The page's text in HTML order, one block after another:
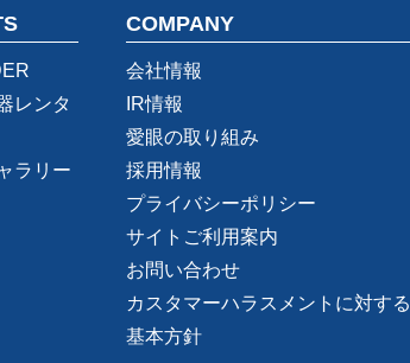
レンタ
ラリー
COMPANY
会社情報
IR情報
愛眼の取り組み
採用情報
プライバシーポリシー
サイトご利用案内
お問い合わせ
カスタマーハラスメントに対する
基本方針